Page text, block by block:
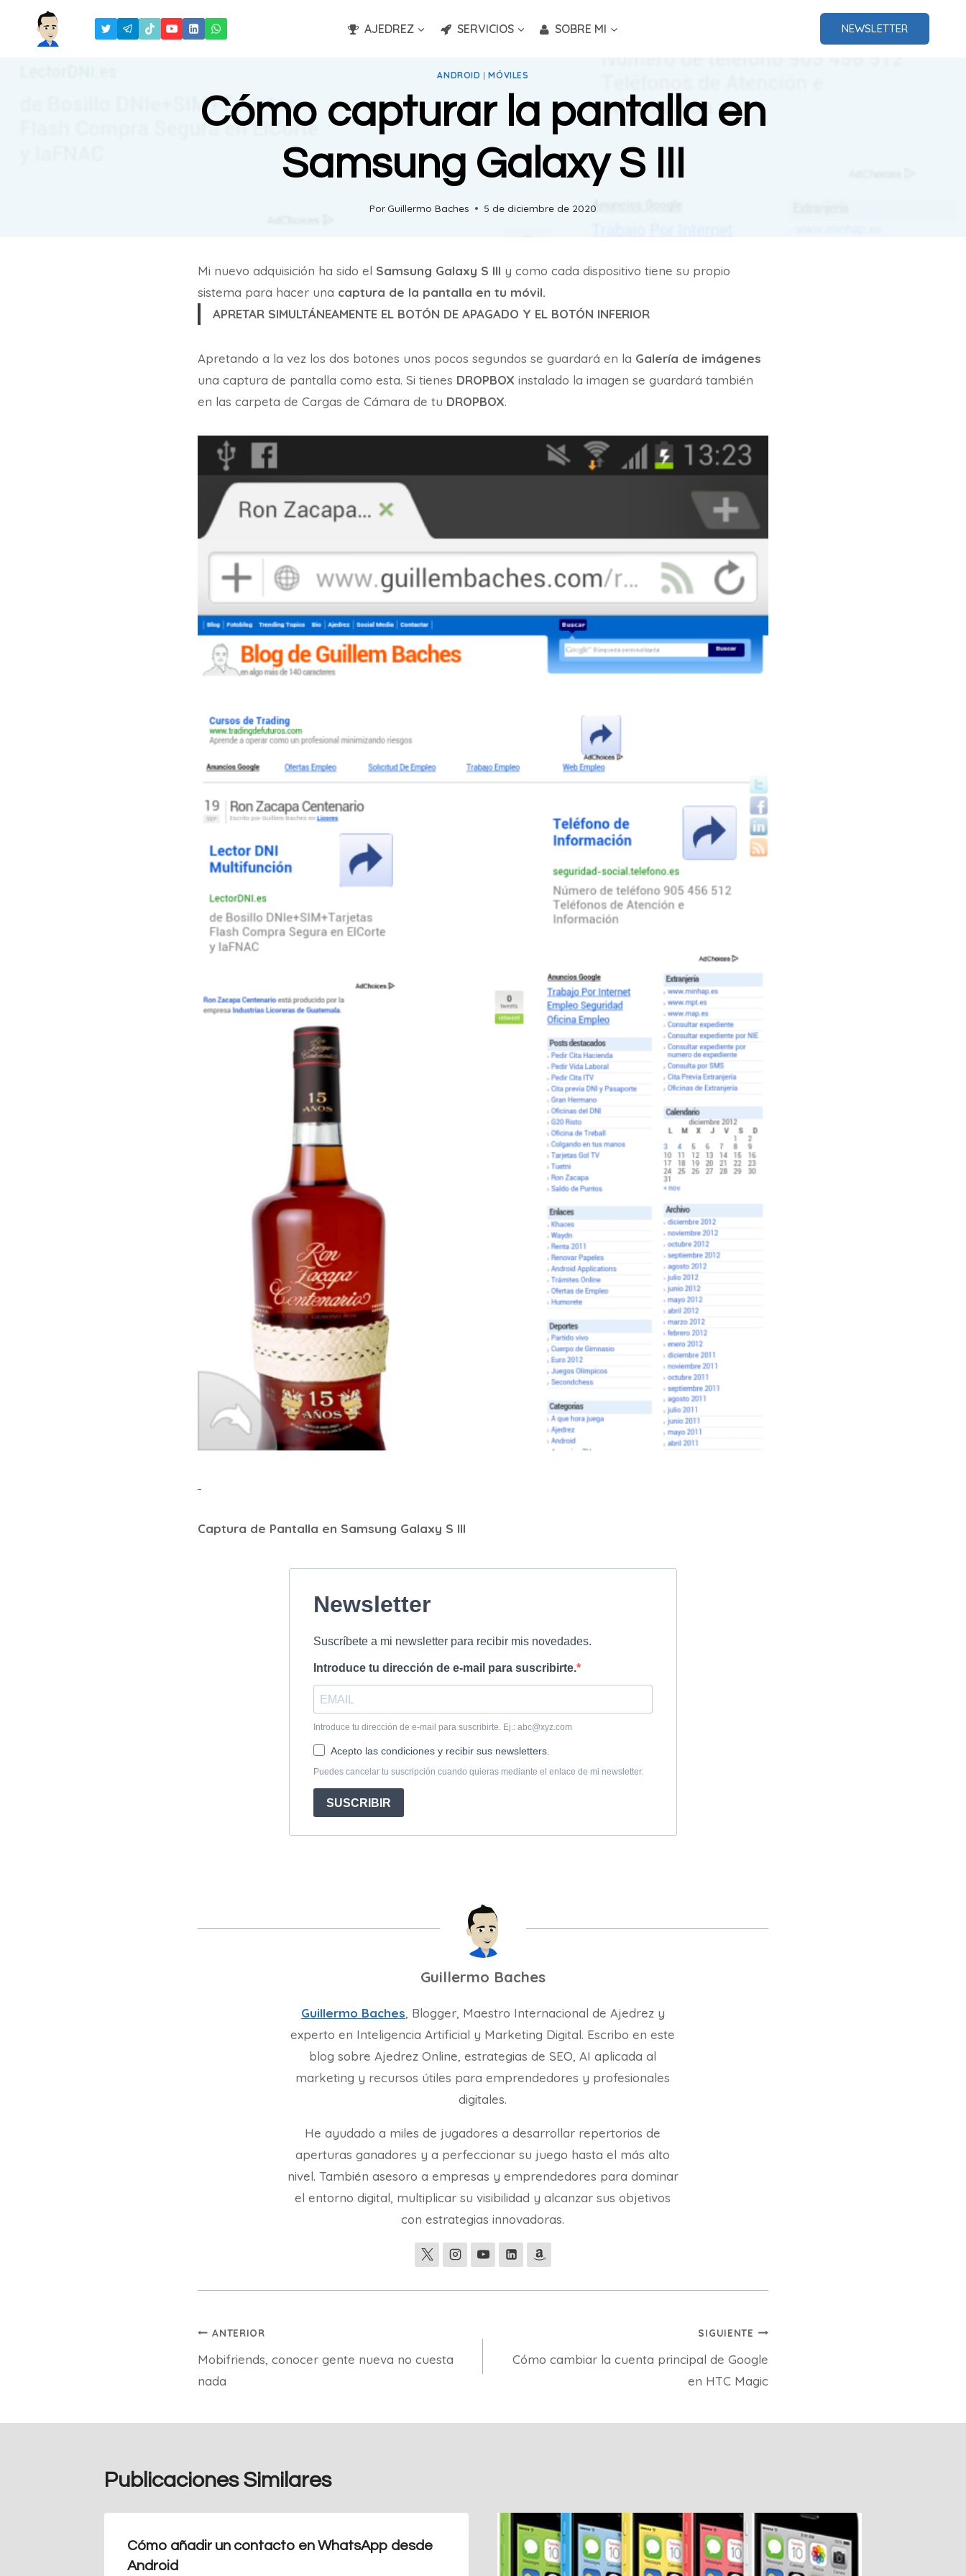
AJEDREZ SERVICIOS SOBRE MI NEWSLETTER
ANDROID |MÓVILES
Cómo capturar la pantalla en
Samsung Galaxy S III
PorGuillermo Baches 5 de diciembre de 2020
Mi nuevo adquisición ha sido el Samsung Galaxy S III y como cada dispositivo tiene su propio
sistema para hacer una captura de la pantalla en tu móvil.
APRETAR SIMULTÁNEAMENTE EL BOTÓN DE APAGADO Y EL BOTÓN INFERIOR
Apretando a la vez los dos botones unos pocos segundos se guardará en la Galería de imágenes
una captura de pantalla como esta. Si tienes DROPBOX instalado la imagen se guardará también
en las carpeta de Cargas de Cámara de tu DROPBOX.
Captura de Pantalla en Samsung Galaxy S III
Guillermo Baches
Guillermo Baches, Blogger, Maestro Internacional de Ajedrez y
experto en Inteligencia Artificial y Marketing Digital. Escribo en este
blog sobre Ajedrez Online, estrategias de SEO, AI aplicada al
marketing y recursos útiles para emprendedores y profesionales
digitales.
He ayudado a miles de jugadores a desarrollar repertorios de
aperturas ganadores y a perfeccionar su juego hasta el más alto
nivel. También asesoro a empresas y emprendedores para dominar
el entorno digital, multiplicar su visibilidad y alcanzar sus objetivos
con estrategias innovadoras.
Navegación
de
ANTERIOR
Mobifriends, conocer gente nueva no cuesta
nada
SIGUIENTE
Cómo cambiar la cuenta principal de Google
en HTC Magic
Publicaciones Similares
Cómo añadir un contacto en WhatsApp desde
Android